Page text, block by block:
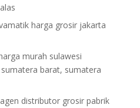
harga grosir jakarta
murah sulawesi
barat, sumatera
distributor grosir pabrik